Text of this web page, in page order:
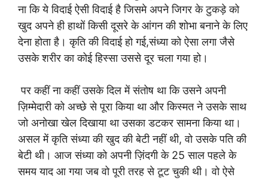
ना कि ये विदाई ऐसी विदाई है जिसमे अपने जिगर के टुकड़े को
खुद अपने ही हाथों किसी दूसरे के आंगन की शोभा बनाने के लिए
देना होता है। कृति की विदाई हो गई,संध्या को ऐसा लगा जैसे
उसके शरीर का कोई हिस्सा उससे दूर चला गया हो।
पर कहीं ना कहीं उसके दिल में संतोष था कि उसने अपनी
ज़िम्मेदारी को अच्छे से पूरा किया था और किस्मत ने उसके साथ
जो अनोखा खेल दिखाया था उसका डटकर सामना किया था।
असल में कृति संध्या की खुद की बेटी नहीं थी, वो उसके पति की
बेटी थी। आज संध्या को अपनी ज़िंदगी के 25 साल पहले के
समय याद आ गया जब वो पूरी तरह से टूट चुकी थी। वो ऐसे